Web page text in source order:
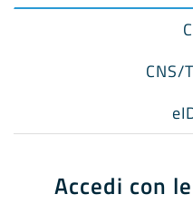
CNS/
Accedi con